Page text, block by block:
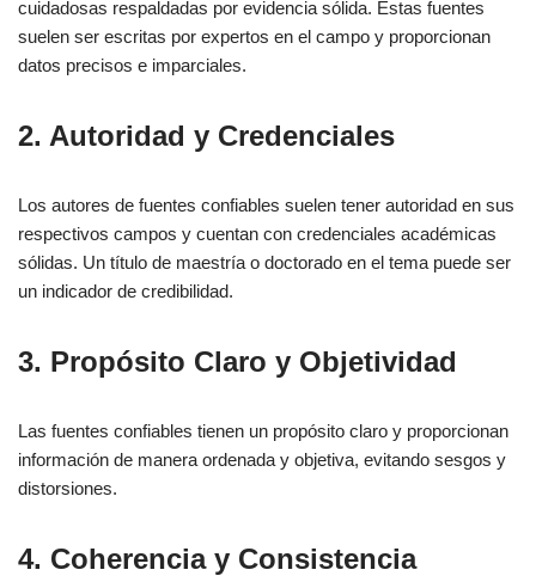
cuidadosas respaldadas por evidencia sólida. Estas fuentes
suelen ser escritas por expertos en el campo y proporcionan
datos precisos e imparciales.
2. Autoridad y Credenciales
Los autores de fuentes confiables suelen tener autoridad en sus
respectivos campos y cuentan con credenciales académicas
sólidas. Un título de maestría o doctorado en el tema puede ser
un indicador de credibilidad.
3. Propósito Claro y Objetividad
Las fuentes confiables tienen un propósito claro y proporcionan
información de manera ordenada y objetiva, evitando sesgos y
distorsiones.
4. Coherencia y Consistencia